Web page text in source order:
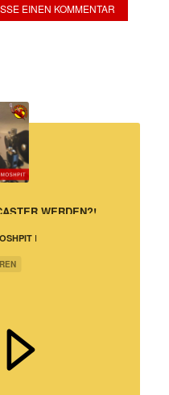
EINEN KOMMENTAR
|
WERDEN?!